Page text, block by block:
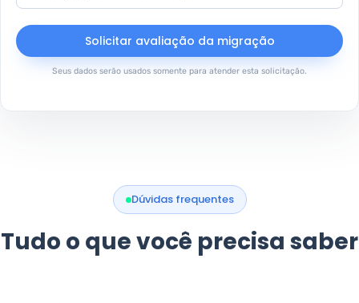
Solicitar avaliação da migração
Seus dados serão usados somente para atender esta solicitação.
Dúvidas frequentes
Tudo o que você precisa saber